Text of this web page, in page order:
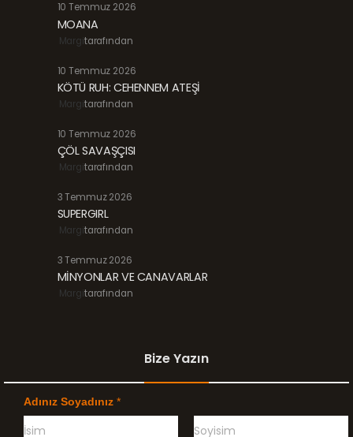
10 Temmuz 2026
MOANA
Margitarafından
10 Temmuz 2026
KÖTÜ RUH: CEHENNEM ATEŞİ
Margitarafından
10 Temmuz 2026
ÇÖL SAVAŞÇISI
Margitarafından
3 Temmuz 2026
SUPERGIRL
Margitarafından
3 Temmuz 2026
MİNYONLAR VE CANAVARLAR
Margitarafından
Bize Yazın
Adınız Soyadınız *